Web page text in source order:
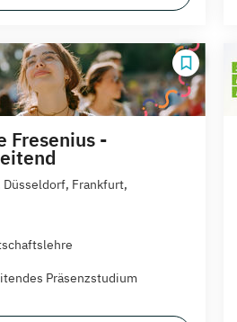
Fresenius -
Frankfurt,
Präsenzstudium